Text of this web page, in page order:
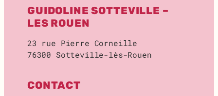
L
D
S
O
K
GUIDOLINE SOTTEVILLE –
LES ROUEN
23 rue Pierre Corneille
76300 Sotteville-lès-Rouen
CONTACT